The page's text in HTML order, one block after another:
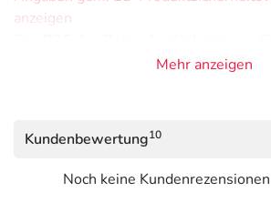
anzeigen
Mehr anzeigen
Kundenbewertung10
Noch keine